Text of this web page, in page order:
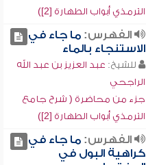
الترمذي أبواب الطهارة [2])
الفهرس:ما جاء في
الاستنجاء بالماء
للشيخ: عبد العزيز بن عبد الله
الراجحي
جزء من محاضرة ( شرح جامع
الترمذي أبواب الطهارة [2])
الفهرس:ما جاء في
كراهية البول في